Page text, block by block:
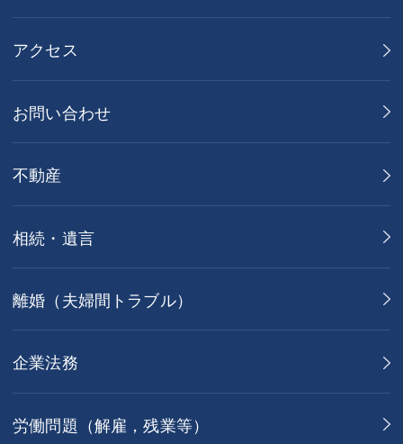
アクセス
お問い合わせ
不動産
相続・遺言
離婚（夫婦間トラブル）
企業法務
労働問題（解雇，残業等）